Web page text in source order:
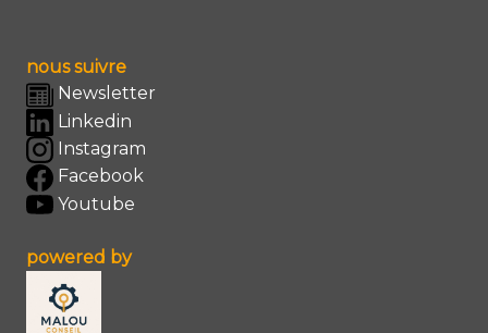
nous suivre
Newsletter
Linkedin
Instagram
Facebook
Youtube
powered by